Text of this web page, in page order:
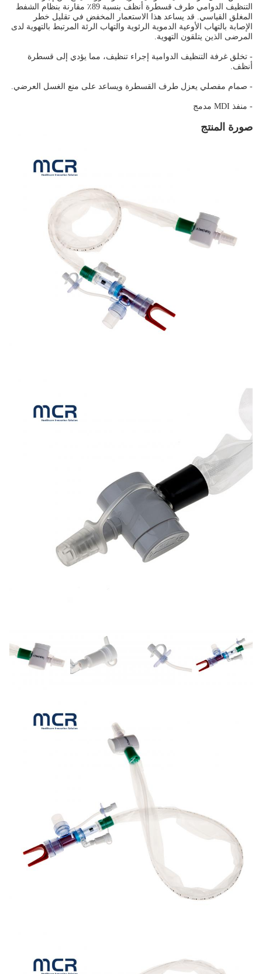
التنظيف الدوامي طرف قسطرة أنظف بنسبة 89٪ مقارنة بنظام الشفط
المغلق القياسي. قد يساعد هذا الاستعمار المخفض في تقليل خطر
الإصابة بالتهاب الأوعية الدموية الرئوية والتهاب الرئة المرتبط بالتهوية لدى
المرضى الذين يتلقون التهوية.
- تخلق غرفة التنظيف الدوامية إجراء تنظيف، مما يؤدي إلى قسطرة
أنظف.
- صمام مفصلي يعزل طرف القسطرة ويساعد على منع الغسل العرضي.
- منفذ MDI مدمج
صورة المنتج